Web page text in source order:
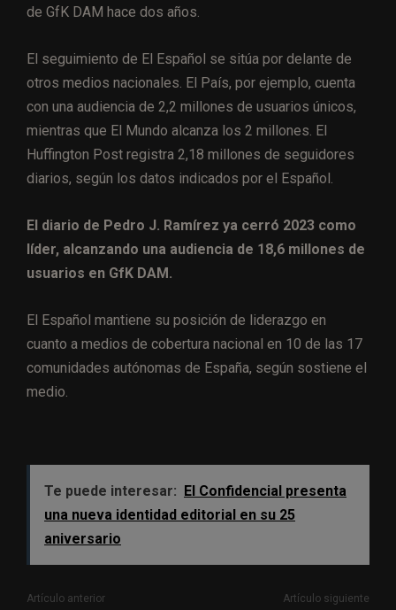
de GfK DAM hace dos años.
El seguimiento de El Español se sitúa por delante de
otros medios nacionales. El País, por ejemplo, cuenta
con una audiencia de 2,2 millones de usuarios únicos,
mientras que El Mundo alcanza los 2 millones. El
Huffington Post registra 2,18 millones de seguidores
diarios, según los datos indicados por el Español.
El diario de Pedro J. Ramírez ya cerró 2023 como
líder, alcanzando una audiencia de 18,6 millones de
usuarios en GfK DAM.
El Español mantiene su posición de liderazgo en
cuanto a medios de cobertura nacional en 10 de las 17
comunidades autónomas de España, según sostiene el
medio.
Te puede interesar: El Confidencial presenta
una nueva identidad editorial en su 25
aniversario
Artículo anterior Artículo siguiente